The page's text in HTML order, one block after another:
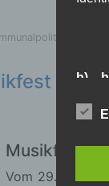
Musikfest
Vom 29.05. bis
b)